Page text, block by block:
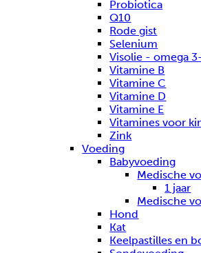
Probiotica
Q10
Rode gist
Selenium
Visolie - omega
Vitamine B
Vitamine C
Vitamine D
Vitamine E
Vitamines voor
Zink
Voeding
Babyvoeding
Medische
1 jaar
Medische
Hond
Kat
Keelpastilles en